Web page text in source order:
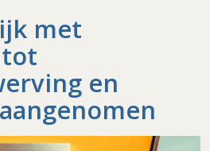
met
en